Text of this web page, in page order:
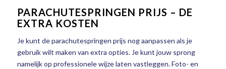
PARACHUTESPRINGEN PRIJS – DE
EXTRA KOSTEN
Je kunt de parachutespringen prijs nog aanpassen als je
gebruik wilt maken van extra opties. Je kunt jouw sprong
namelijk op professionele wijze laten vastleggen. Foto- en